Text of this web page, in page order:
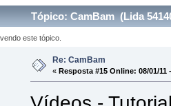
Tópico: CamBam (Lida
este tópico.
Re: CamBam
«Resposta #15 Online: 08/01/11